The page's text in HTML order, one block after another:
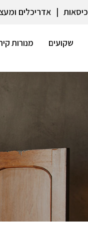
כיסאות אדריכלים
שקועים מנורות